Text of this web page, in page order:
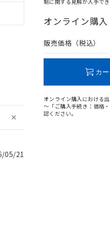
05/21
オンライン購入
販売価格（税込）
カ
オンライン購入における
～「ご購入手続き：価格
認ください。